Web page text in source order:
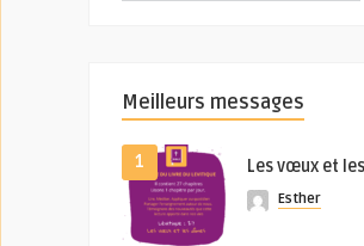
Meilleurs messages
1 Les vœux et
Esther